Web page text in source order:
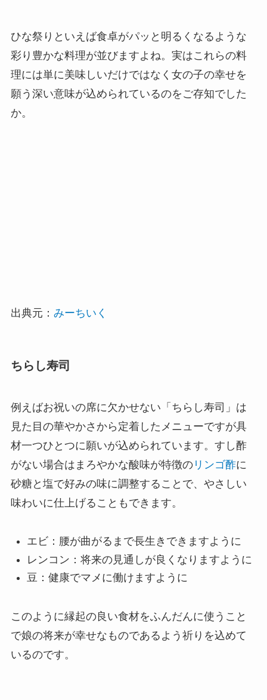
ひな祭りといえば食卓がパッと明るくなるような
彩り豊かな料理が並びますよね。実はこれらの料
理には単に美味しいだけではなく女の子の幸せを
願う深い意味が込められているのをご存知でした
か。
出典元： みーちいく
ちらし寿司
例えばお祝いの席に欠かせない「ちらし寿司」は
見た目の華やかさから定着したメニューですが具
材一つひとつに願いが込められています。すし酢
がない場合はまろやかな酸味が特徴のリンゴ酢に
砂糖と塩で好みの味に調整することで、やさしい
味わいに仕上げることもできます。
エビ：腰が曲がるまで長生きできますように
レンコン：将来の見通しが良くなりますように
豆：健康でマメに働けますように
このように縁起の良い食材をふんだんに使うこと
で娘の将来が幸せなものであるよう祈りを込めて
いるのです。